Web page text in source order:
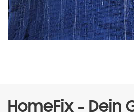
HomeFix - Dein